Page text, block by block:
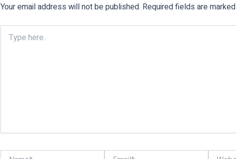
Your email address will not be published. Required fields are marked
Type
here..
Name* Email* Website